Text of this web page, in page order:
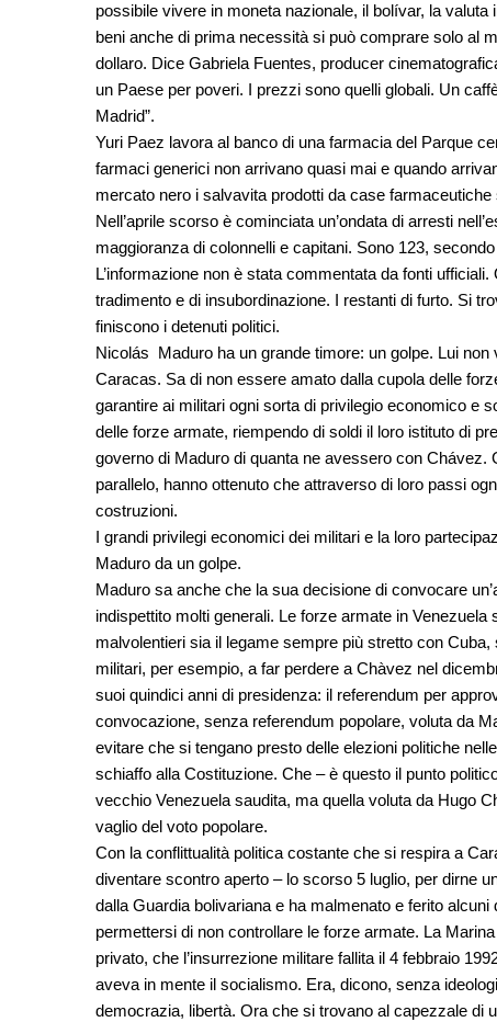
possibile vivere in moneta nazionale, il bolívar, la
beni anche di prima necessità si può comprare solo al
dollaro. Dice Gabriela Fuentes, producer
un Paese per poveri. I prezzi sono quelli globali. Un
Madrid”.
Yuri Paez lavora al banco di una farmacia del Parque
farmaci generici non arrivano quasi mai e quando
mercato nero i salvavita prodotti da case farmaceutiche
Nell’aprile scorso è cominciata un’ondata di arresti
maggioranza di colonnelli e capitani. Sono 123,
L’informazione non è stata commentata da fonti
tradimento e di insubordinazione. I restanti di furto. Si
finiscono i detenuti politici.
Nicolás Maduro ha un grande timore: un golpe. Lui
Caracas. Sa di non essere amato dalla cupola delle
garantire ai militari ogni sorta di privilegio economico e
delle forze armate, riempendo di soldi il loro istituto di
governo di Maduro di quanta ne avessero con Chávez.
parallelo, hanno ottenuto che attraverso di loro passi
costruzioni.
I grandi privilegi economici dei militari e la loro
Maduro da un golpe.
Maduro sa anche che la sua decisione di convocare
indispettito molti generali. Le forze armate in
malvolentieri sia il legame sempre più stretto con
militari, per esempio, a far perdere a Chàvez nel
suoi quindici anni di presidenza: il referendum per
convocazione, senza referendum popolare, voluta da
evitare che si tengano presto delle elezioni politiche
schiaffo alla Costituzione. Che – è questo il punto
vecchio Venezuela saudita, ma quella voluta da Hugo
vaglio del voto popolare.
Con la conflittualità politica costante che si respira a
diventare scontro aperto – lo scorso 5 luglio, per dirne
dalla Guardia bolivariana e ha malmenato e ferito
permettersi di non controllare le forze armate. La
privato, che l’insurrezione militare fallita il 4 febbraio
aveva in mente il socialismo. Era, dicono, senza
democrazia, libertà. Ora che si trovano al capezzale di